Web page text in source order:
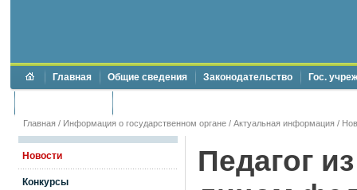
Главная Общие сведения Законодательство Гос.
Главная / Информация о государственном органе / Актуальная информация /
Новости
Конкурсы
Педагог